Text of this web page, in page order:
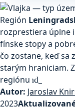
na
Google
Maps.
Región
rozprestiera úplne
fínske stopy a
čo zostane, keď sa
starým hraniciam.
regiónu
expand_more
Autor: Jaroslav
2023